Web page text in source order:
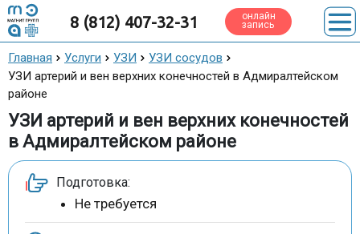
8 (812) 407-32-31 онлайн
запись
Главная Услуги УЗИ
УЗИ сосудов
УЗИ артерий и вен верхних конечностей в Адмиралтейском
районе
УЗИ артерий и вен верхних конечностей
в Адмиралтейском районе
Подготовка:
Не требуется